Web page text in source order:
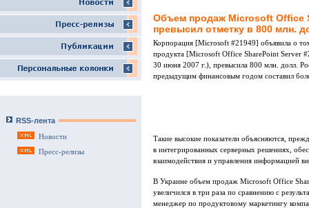
RSS-лента
Новости
Пресс-релизы
Объем продаж Microsoft Office
превысил отметку в 800 млн.
Корпорация [Microsoft #21949] объявила о
продукта [Microsoft Office SharePoint Server
30 июня 2007 г.), превысила 800 млн. долл.
предыдущим финансовым годом составил
Такие высокие показатели объясняются,
в интегрированных серверных решениях,
взаимодействия и управления информацией
В Украине объем продаж Microsoft Office
увеличился в три раза по сравнению с
менеджер по продуктовому маркетингу